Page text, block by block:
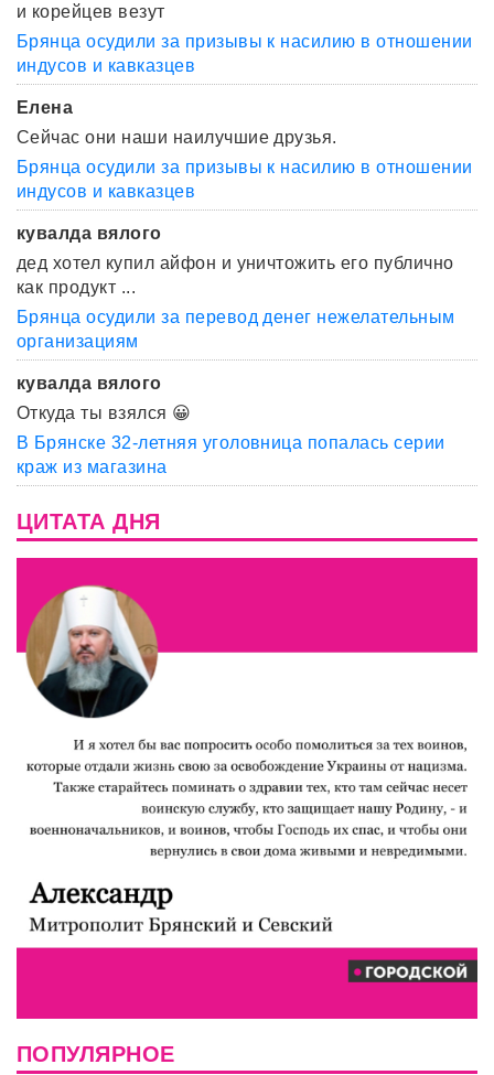
и корейцев везут
Брянца осудили за призывы к насилию в отношении
индусов и кавказцев
Елена
Сейчас они наши наилучшие друзья.
Брянца осудили за призывы к насилию в отношении
индусов и кавказцев
кувалда вялого
дед хотел купил айфон и уничтожить его публично
как продукт ...
Брянца осудили за перевод денег нежелательным
организациям
кувалда вялого
Откуда ты взялся 😀
В Брянске 32-летняя уголовница попалась серии
краж из магазина
ЦИТАТА ДНЯ
ПОПУЛЯРНОЕ